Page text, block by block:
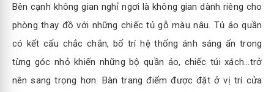
Bên cạnh không gian nghỉ ngơi là không gian dành riêng cho
phòng thay đồ với những chiếc tủ gỗ màu nâu. Tủ áo quần
có kết cấu chắc chắn, bố trí hệ thống ánh sáng ẩn trong
từng góc nhỏ khiến những bộ quần áo, chiếc túi xách...trở
nên sang trọng hơn. Bàn trang điểm được đặt ở vị trí cửa